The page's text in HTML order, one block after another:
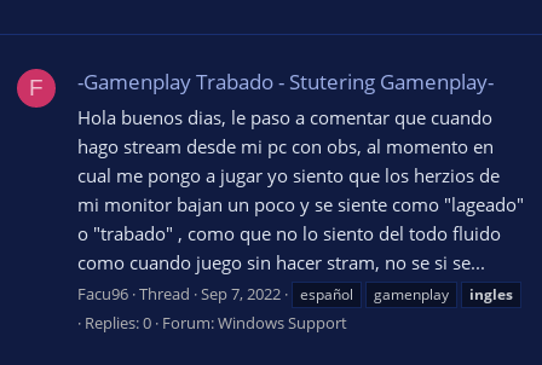
F -Gamenplay Trabado - Stutering Gamenplay-
Hola buenos dias, le paso a comentar que cuando
hago stream desde mi pc con obs, al momento en
cual me pongo a jugar yo siento que los herzios de
mi monitor bajan un poco y se siente como "lageado"
o "trabado" , como que no lo siento del todo fluido
como cuando juego sin hacer stram, no se si se...
Facu96 Thread Sep 7, 2022 español gamenplay ingles
Replies: 0 Forum:Windows Support